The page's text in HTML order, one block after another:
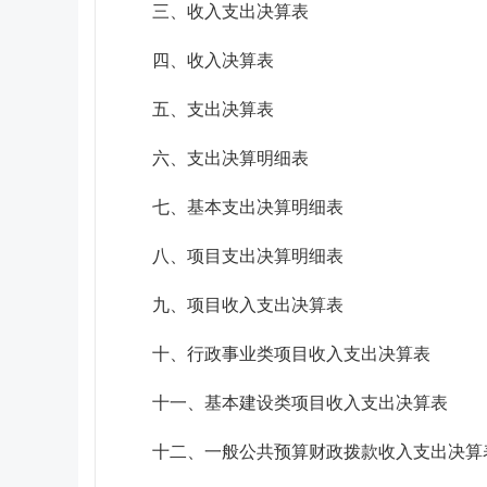
三、收入支出决算表
四、收入决算表
五、支出决算表
六、支出决算明细表
七、基本支出决算明细表
八、项目支出决算明细表
九、项目收入支出决算表
十、行政事业类项目收入支出决算表
十一、基本建设类项目收入支出决算表
十二、一般公共预算财政拨款收入支出决算